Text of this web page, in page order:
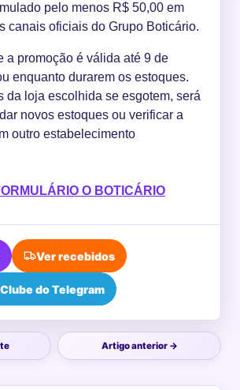
pelo menos R$ 50,00 em
canais oficiais do Grupo Boticário.
a promoção é válida até 9 de
enquanto durarem os estoques.
da loja escolhida se esgotem, será
novos estoques ou verificar a
outro estabelecimento
O BOTICÁRIO
do Telegram
Ver recebidos
Artigo anterior →